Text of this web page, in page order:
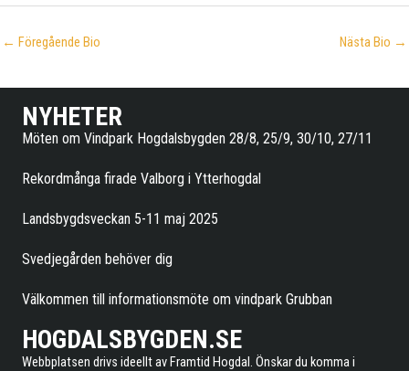
← Föregående Bio Nästa Bio →
NYHETER
Möten om Vindpark Hogdalsbygden 28/8, 25/9, 30/10, 27/11
Rekordmånga firade Valborg i Ytterhogdal
Landsbygdsveckan 5-11 maj 2025
Svedjegården behöver dig
Välkommen till informationsmöte om vindpark Grubban
HOGDALSBYGDEN.SE
Webbplatsen drivs ideellt av Framtid Hogdal. Önskar du komma i